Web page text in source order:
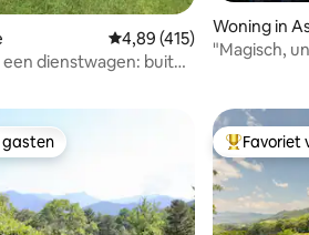
op 5, 183 recensies
Gemiddelde beoordeling
4,89 (415)
dienstwagen: buiten
Woning in
"Magisch,
gasten
gasten Favoriet